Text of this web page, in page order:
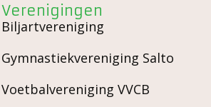
Verenigingen
Biljartvereniging
Gymnastiekvereniging Salto
Voetbalvereniging VVCB